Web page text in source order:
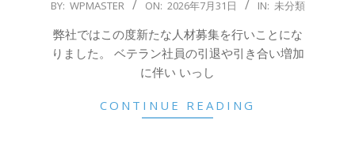
2026-
31
BY: WPMASTER ON: 2026年7月31日 IN: 未分類
弊社ではこの度新たな人材募集を行いことにな
りました。 ベテラン社員の引退や引き合い増加
に伴い いっし
CONTINUE READING